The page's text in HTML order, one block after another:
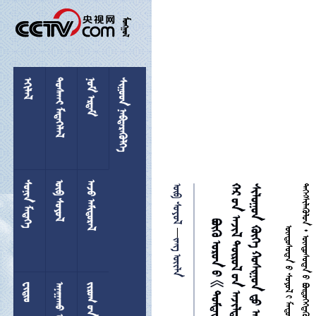

 

 
 
 
 
 
 

 